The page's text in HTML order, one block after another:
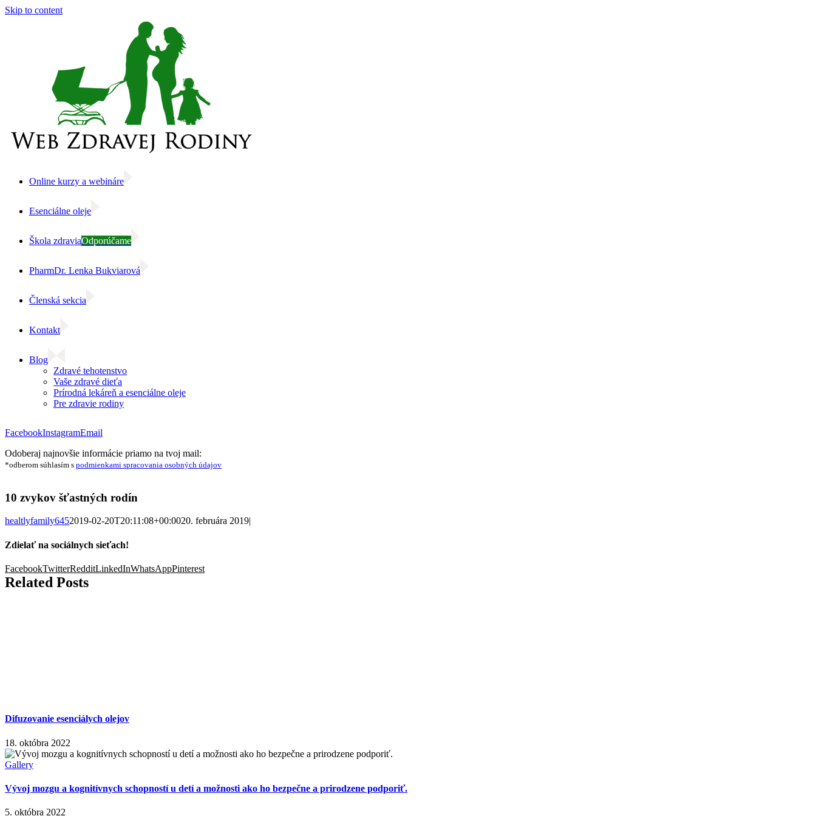
Skip to content
Online kurzy a webináre
Esenciálne oleje
Škola zdraviaOdporúčame
PharmDr. Lenka Bukviarová
Členská sekcia
Kontakt
Blog
Zdravé tehotenstvo
Vaše zdravé dieťa
Prírodná lekáreň a esenciálne oleje
Pre zdravie rodiny
FacebookInstagramEmail
Odoberaj najnovšie informácie priamo na tvoj mail:
*odberom súhlasím s podmienkami spracovania osobných údajov
10 zvykov šťastných rodín
healtlyfamily6452019-02-20T20:11:08+00:0020. februára 2019|
Zdielať na sociálnych sieťach!
FacebookTwitterRedditLinkedInWhatsAppPinterest
Related Posts
Difuzovanie esenciálych olejov
18. októbra 2022
Gallery
Vývoj mozgu a kognitívnych schopností u detí a možnosti ako ho bezpečne a prirodzene podporiť.
5. októbra 2022